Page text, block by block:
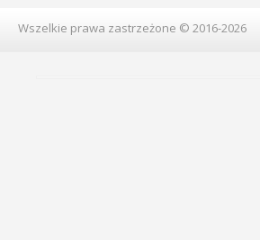
Wszelkie prawa zastrzeżone © 2016-2026